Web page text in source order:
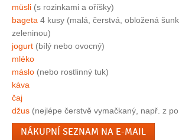
müsli (s rozinkami a oříšky)
bageta 4 kusy (malá, čerstvá, obložená
zeleninou)
jogurt (bílý nebo ovocný)
mléko
máslo (nebo rostlinný tuk)
káva
čaj
džus (nejlépe čerstvě vymačkaný, např. z
NÁKUPNÍ SEZNAM NA E-MAIL